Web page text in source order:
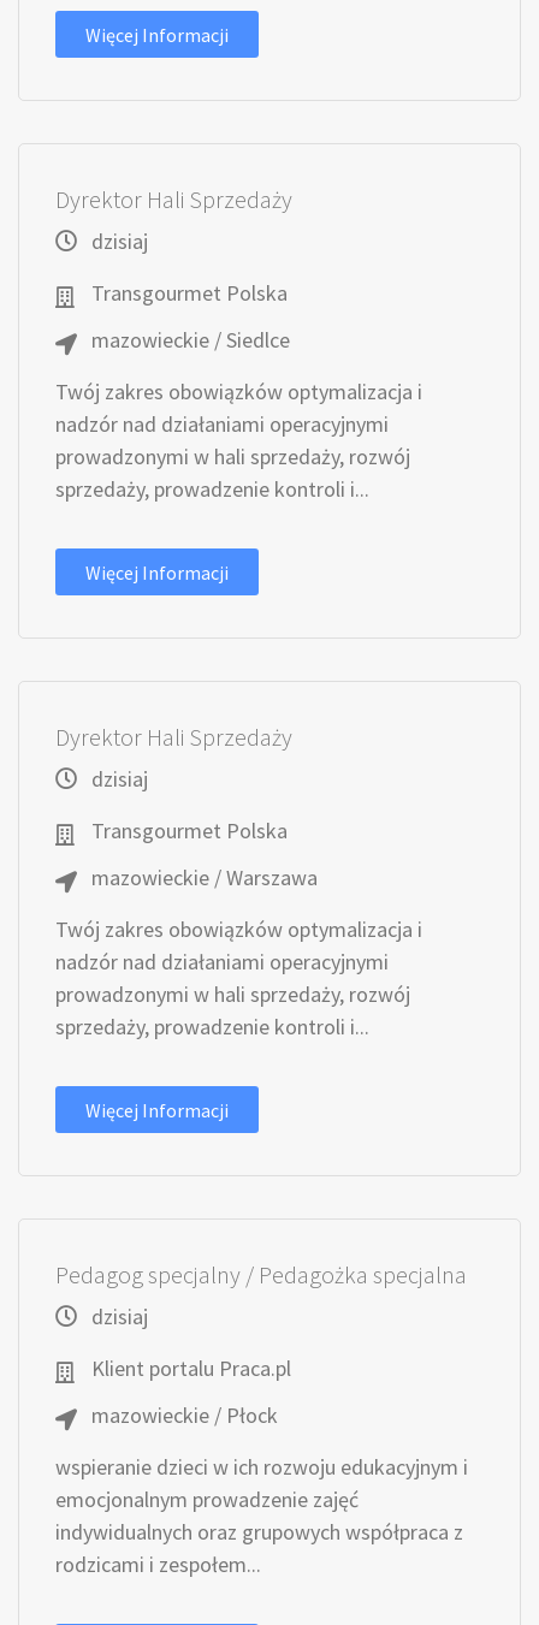
Więcej Informacji
Dyrektor Hali Sprzedaży
dzisiaj
Transgourmet Polska
mazowieckie / Siedlce
Twój zakres obowiązków optymalizacja i
nadzór nad działaniami operacyjnymi
prowadzonymi w hali sprzedaży, rozwój
sprzedaży, prowadzenie kontroli i...
Więcej Informacji
Dyrektor Hali Sprzedaży
dzisiaj
Transgourmet Polska
mazowieckie / Warszawa
Twój zakres obowiązków optymalizacja i
nadzór nad działaniami operacyjnymi
prowadzonymi w hali sprzedaży, rozwój
sprzedaży, prowadzenie kontroli i...
Więcej Informacji
Pedagog specjalny / Pedagożka specjalna
dzisiaj
Klient portalu Praca.pl
mazowieckie / Płock
wspieranie dzieci w ich rozwoju edukacyjnym i
emocjonalnym prowadzenie zajęć
indywidualnych oraz grupowych współpraca z
rodzicami i zespołem...